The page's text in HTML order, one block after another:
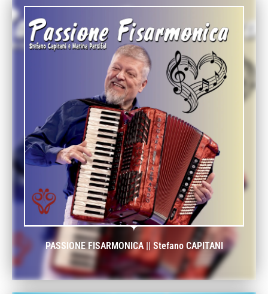
PASSIONE FISARMONICA || Stefano CAPITANI